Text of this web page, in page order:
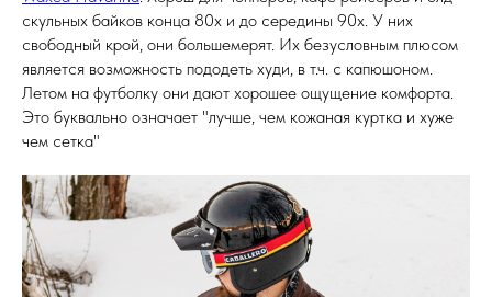
скульных байков конца 80х и до середины 90х. У них
свободный крой, они большемерят. Их безусловным плюсом
является возможность пододеть худи, в т.ч. с капюшоном.
Летом на футболку они дают хорошее ощущение комфорта.
Это буквально означает "лучше, чем кожаная куртка и хуже
чем сетка"